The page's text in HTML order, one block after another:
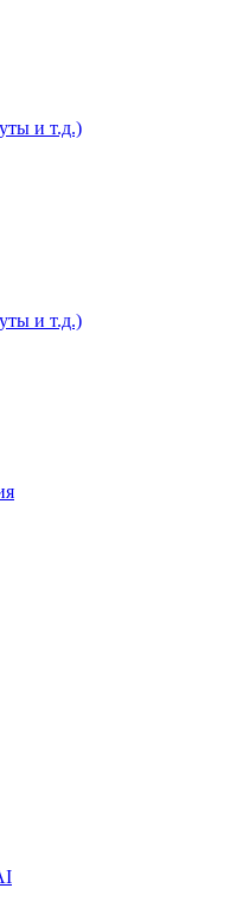
и т.д.)
и т.д.)